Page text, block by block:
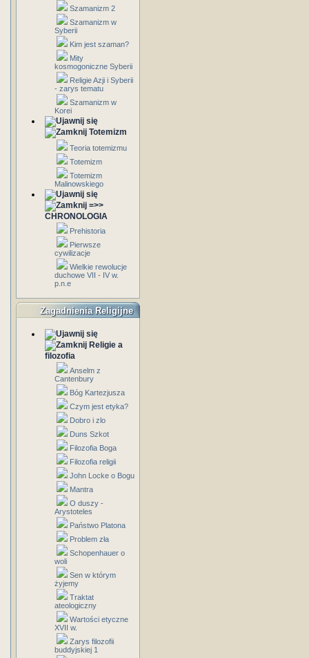
Szamanizm 2
Szamanizm w
Syberii
Kim jest szaman?
Mity
kosmogoniczne Syberii
Religie Azji i Syberii
- zarys tematu
Szamanizm w
Korei
Totemizm
Teoria totemizmu
Totemizm
Totemizm
Malinowskiego
=>>
CHRONOLOGIA
Prehistoria
Pierwsze
cywilizacje
Wielkie rewolucje
duchowe VII - IV w.
p.n.e
Zagadnienia Religijne
Religie a
filozofia
Anselm z
Cantenbury
Bóg Kartezjusza
Czym jest etyka?
Dobro i zlo
Duns Szkot
Filozofia Boga
Filozofia religii
John Locke o Bogu
Mantra
O duszy -
Arystoteles
Państwo Platona
Problem zła
Schopenhauer o
woli
Sen w którym
żyjemy
Traktat
ateologiczny
Wartości etyczne
XVII w.
Zarys filozofii
buddyjskiej 1